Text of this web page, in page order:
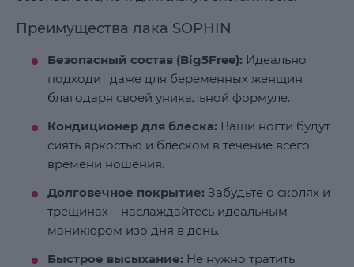
Преимущества лака SOPHIN
Безопасный состав (Big5Free): Идеально
подходит даже для беременных женщин
благодаря своей уникальной формуле.
Кондиционер для блеска: Ваши ногти будут
сиять яркостью и блеском в течение всего
времени ношения.
Долговечное покрытие: Забудьте о сколях и
трещинах – наслаждайтесь идеальным
маникюром изо дня в день.
Быстрое высыхание: Не нужно тратить